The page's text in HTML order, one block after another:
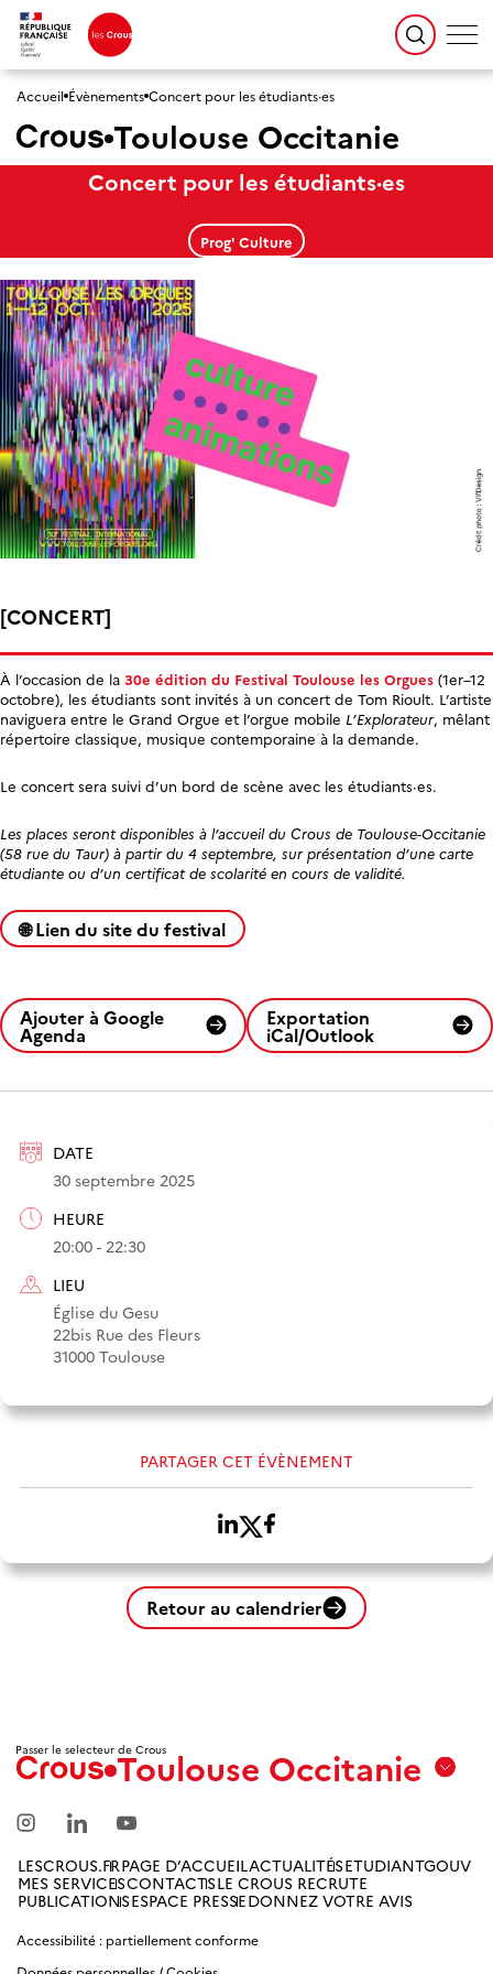
Accueil Évènements Concert pour les étudiants·es
Toulouse Occitanie
Concert pour les étudiants·es
Prog' Culture
DATE
30 septembre 2025
HEURE
20:00 - 22:30
LIEU
Église du Gesu
22bis Rue des Fleurs
31000 Toulouse
PARTAGER CET ÉVÈNEMENT
[CONCERT]
À l’occasion de la 30e édition du Festival Toulouse les Orgues (1er–12
octobre), les étudiants sont invités à un concert de Tom Rioult. L’artiste
naviguera entre le Grand Orgue et l’orgue mobile L’Explorateur, mêlant
répertoire classique, musique contemporaine à la demande.
Le concert sera suivi d’un bord de scène avec les étudiants·es.
Les places seront disponibles à l’accueil du Crous de Toulouse-Occitanie
(58 rue du Taur) à partir du 4 septembre, sur présentation d’une carte
étudiante ou d’un certificat de scolarité en cours de validité.
🌐 Lien du site du festival
Ajouter à Google
Agenda
Exportation
iCal/Outlook
Retour au calendrier
Passer le selecteur de CrousToulouse Occitanie
Marseille
Amiens
LESCROUS.FRPAGE D’ACCUEILACTUALITÉSETUDIANTGOUV
MES SERVICESCONTACTSLE CROUS RECRUTE
PUBLICATIONSESPACE PRESSEDONNEZ VOTRE AVIS
Accessibilité : partiellement conforme